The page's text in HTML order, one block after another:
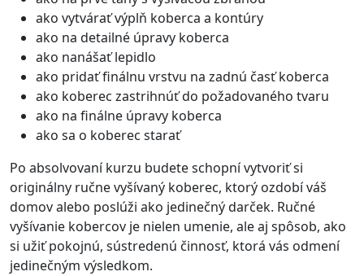
ako vytvárať výplň koberca a kontúry
ako na detailné úpravy koberca
ako nanášať lepidlo
ako pridať finálnu vrstvu na zadnú časť koberca
ako koberec zastrihnúť do požadovaného tvaru
ako na finálne úpravy koberca
ako sa o koberec starať
Po absolvovaní kurzu budete schopní vytvoriť si
originálny ručne vyšívaný koberec, ktorý ozdobí váš
domov alebo poslúži ako jedinečný darček. Ručné
vyšívanie kobercov je nielen umenie, ale aj spôsob, ako
si užiť pokojnú, sústredenú činnosť, ktorá vás odmení
jedinečným výsledkom.